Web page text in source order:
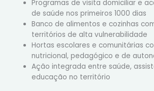
Programas de visita domiciliar e
de saúde nos primeiros 1000 dias
Banco de alimentos e cozinhas
territórios de alta vulnerabilidade
Hortas escolares e comunitárias
nutricional, pedagógico e de
Ação integrada entre saúde,
educação no território